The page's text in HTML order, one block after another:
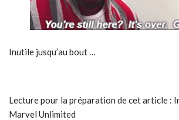
Inutile jusqu’au bout …
Lecture pour la préparation de cet article :
Marvel Unlimited